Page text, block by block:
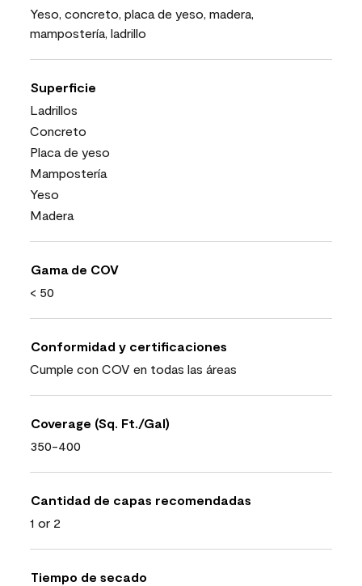
Yeso, concreto, placa de yeso, madera,
mampostería, ladrillo
Superficie
Ladrillos
Concreto
Placa de yeso
Mampostería
Yeso
Madera
Gama de COV
< 50
Conformidad y certificaciones
Cumple con COV en todas las áreas
Coverage (Sq. Ft./Gal)
350-400
Cantidad de capas recomendadas
1 or 2
Tiempo de secado